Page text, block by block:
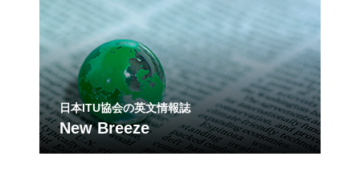
日本ITU協会の英文情報誌
New Breeze